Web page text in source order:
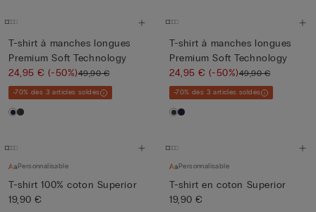
T-shirt à manches longues
Premium Soft Technology
24,95 €(-50%)49,90 €
-70% dès 3 articles soldés
T-shirt à manches longues
Premium Soft Technology
24,95 €(-50%)49,90 €
-70% dès 3 articles soldés
Personnalisable
T-shirt 100% coton Superior
19,90 €
Personnalisable
T-shirt en coton Superior
19,90 €